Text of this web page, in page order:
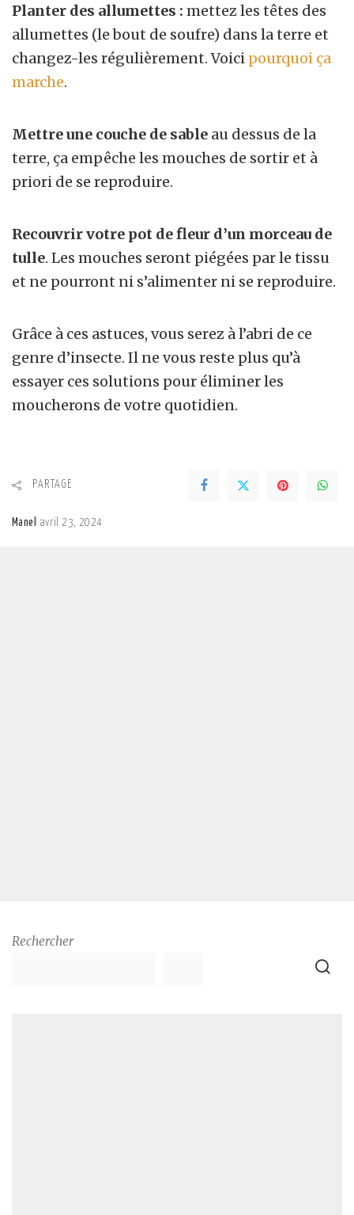
Planter des allumettes : mettez les têtes des
allumettes (le bout de soufre) dans la terre et
changez-les régulièrement. Voici pourquoi ça
marche.
Mettre une couche de sable au dessus de la
terre, ça empêche les mouches de sortir et à
priori de se reproduire.
Recouvrir votre pot de fleur d’un morceau de
tulle. Les mouches seront piégées par le tissu
et ne pourront ni s’alimenter ni se reproduire.
Grâce à ces astuces, vous serez à l’abri de ce
genre d’insecte. Il ne vous reste plus qu’à
essayer ces solutions pour éliminer les
moucherons de votre quotidien.
PARTAGE
Manel avril 23, 2024
Rechercher